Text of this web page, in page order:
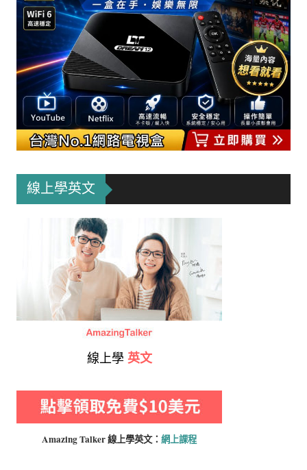
線上學英文
線上學 英文
Amazing Talker 線上學英文： 網上課程